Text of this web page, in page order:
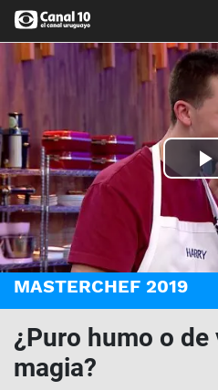
MASTERCHEF 2019
¿Puro humo o de
magia?